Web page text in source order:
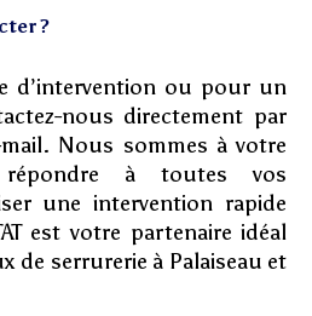
?
d’intervention ou pour un
nous directement par
Nous sommes à votre
à toutes vos
une intervention rapide
est votre partenaire idéal
de serrurerie à Palaiseau et